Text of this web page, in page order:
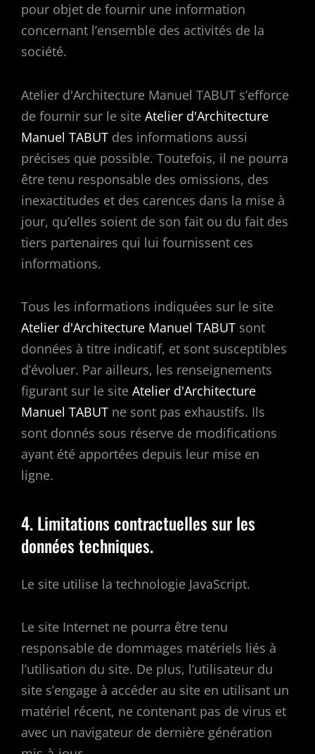
pour objet de fournir une information
concernant l’ensemble des activités de la
société.
Atelier d'Architecture Manuel TABUT s’efforce
de fournir sur le site Atelier d'Architecture
Manuel TABUT des informations aussi
précises que possible. Toutefois, il ne pourra
être tenu responsable des omissions, des
inexactitudes et des carences dans la mise à
jour, qu’elles soient de son fait ou du fait des
tiers partenaires qui lui fournissent ces
informations.
Tous les informations indiquées sur le site
Atelier d'Architecture Manuel TABUT sont
données à titre indicatif, et sont susceptibles
d’évoluer. Par ailleurs, les renseignements
figurant sur le site Atelier d'Architecture
Manuel TABUT ne sont pas exhaustifs. Ils
sont donnés sous réserve de modifications
ayant été apportées depuis leur mise en
ligne.
4. Limitations contractuelles sur les
données techniques.
Le site utilise la technologie JavaScript.
Le site Internet ne pourra être tenu
responsable de dommages matériels liés à
l’utilisation du site. De plus, l’utilisateur du
site s’engage à accéder au site en utilisant un
matériel récent, ne contenant pas de virus et
avec un navigateur de dernière génération